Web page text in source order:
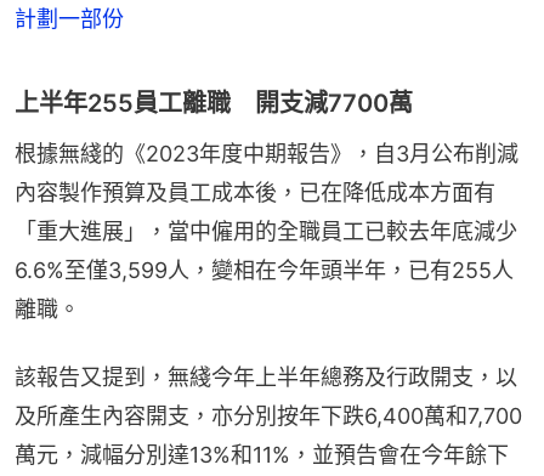
計劃一部份
上半年255員工離職 開支減7700萬
根據無綫的《2023年度中期報告》，自3月公布削減
內容製作預算及員工成本後，已在降低成本方面有
「重大進展」，當中僱用的全職員工已較去年底減少
6.6%至僅3,599人，變相在今年頭半年，已有255人
離職。
該報告又提到，無綫今年上半年總務及行政開支，以
及所產生內容開支，亦分別按年下跌6,400萬和7,700
萬元，減幅分別達13%和11%，並預告會在今年餘下